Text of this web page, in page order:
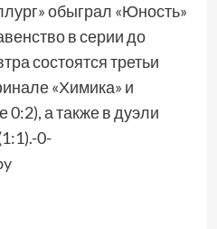
обыграл «Юность»
в серии до
состоятся третьи
«Химика» и
0:2), а также в дуэли
0-